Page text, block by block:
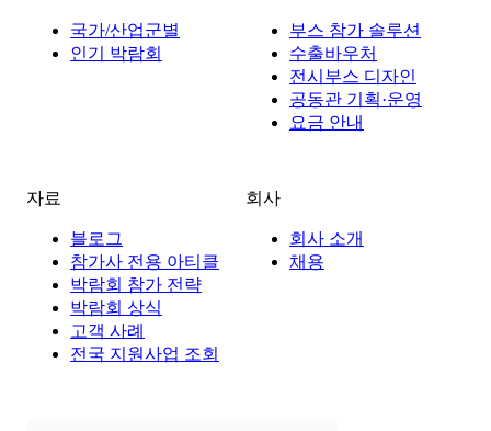
국가/산업군별
인기 박람회
부스 참가 솔루션
수출바우처
전시부스 디자인
공동관 기획·운영
요금 안내
자료
블로그
참가사 전용 아티클
박람회 참가 전략
박람회 상식
고객 사례
전국 지원사업 조회
회사
회사 소개
채용